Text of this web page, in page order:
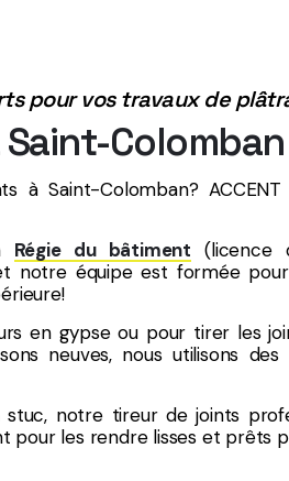
pour vos travaux de
Colomban
Saint-Colomban? ACCENT
Régie du bâtiment (licence
notre équipe est formée
en gypse ou pour tirer les
neuves, nous utilisons des
notre tireur de joints
les rendre lisses et prêts